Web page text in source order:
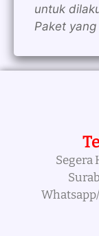
untuk
Paket
Segera